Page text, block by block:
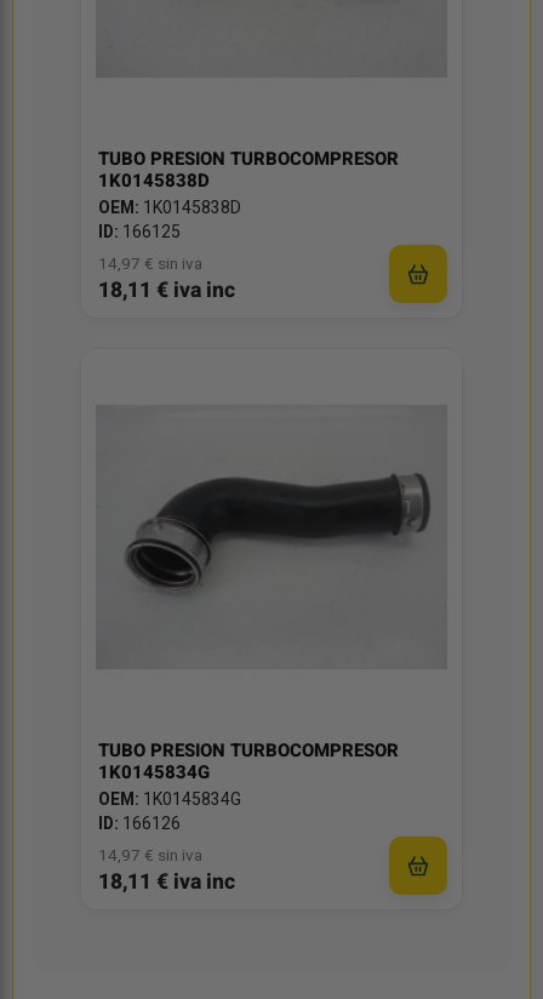
TUBO PRESION TURBOCOMPRESOR
1K0145838D
OEM: 1K0145838D
ID: 166125
14,97 € sin iva
18,11 € iva inc
TUBO PRESION TURBOCOMPRESOR
1K0145834G
OEM: 1K0145834G
ID: 166126
14,97 € sin iva
18,11 € iva inc